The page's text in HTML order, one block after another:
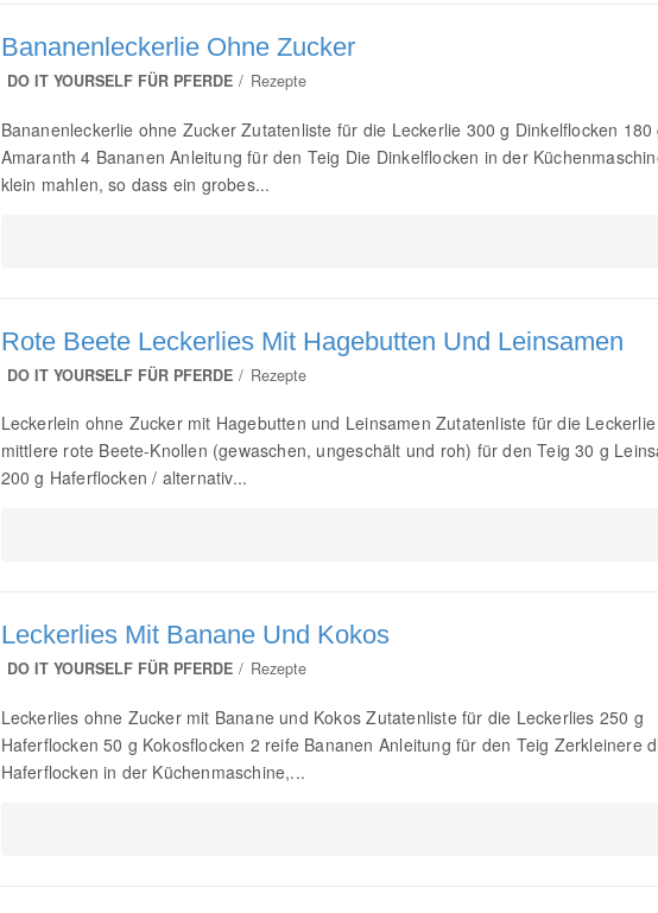
Bananenleckerlie Ohne Zucker
DO IT YOURSELF FÜR PFERDE Rezepte
Bananenleckerlie ohne Zucker Zutatenliste für die Leckerlie 300 g Dinkelflocken 180
Amaranth 4 Bananen Anleitung für den Teig Die Dinkelflocken in der
klein mahlen, so dass ein grobes...
Rote Beete Leckerlies Mit Hagebutten Und Leinsamen
DO IT YOURSELF FÜR PFERDE Rezepte
Leckerlein ohne Zucker mit Hagebutten und Leinsamen Zutatenliste für die
mittlere rote Beete-Knollen (gewaschen, ungeschält und roh) für den Teig 30 g
200 g Haferflocken / alternativ...
Leckerlies Mit Banane Und Kokos
DO IT YOURSELF FÜR PFERDE Rezepte
Leckerlies ohne Zucker mit Banane und Kokos Zutatenliste für die Leckerlies 250 g
Haferflocken 50 g Kokosflocken 2 reife Bananen Anleitung für den Teig Zerkleinere
Haferflocken in der Küchenmaschine,...